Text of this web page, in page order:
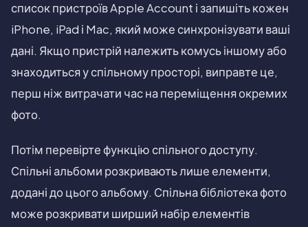
список пристроїв Apple Account і запишіть кожен
iPhone, iPad і Mac, який може синхронізувати ваші
дані. Якщо пристрій належить комусь іншому або
знаходиться у спільному просторі, виправте це,
перш ніж витрачати час на переміщення окремих
фото.
Потім перевірте функцію спільного доступу.
Спільні альбоми розкривають лише елементи,
додані до цього альбому. Спільна бібліотека фото
може розкривати ширший набір елементів